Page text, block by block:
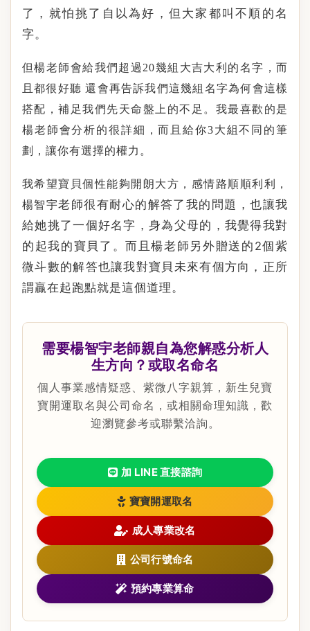
了，就怕挑了自以為好，但大家都叫不順的名
字。
但楊老師會給我們超過 20幾組大吉大利的名字，而
且都很好聽 還會再告訴我們這幾組名字為何會這樣
搭配，補足我們先天命盤上的不足。我最喜歡的是
楊老師會分析的很詳細，而且給你3大組不同的筆
劃，讓你有選擇的權力。
我希望寶貝個性能夠開朗大方，感情路順順利利，
楊智宇老師很有耐心的解答了我的問題，也讓我
給她挑了一個好名字，身為父母的，我覺得我對
的起我的寶貝了。而且楊老師另外贈送的 2個紫
微斗數的解答也讓我對寶貝未來有個方向，正所
謂贏在起跑點就是這個道理。
需要楊智宇老師親自為您解惑分析人
生方向？或取名命名
個人事業感情疑惑、紫微八字親算，新生兒寶
寶開運取名與公司命名，或相關命理知識，歡
迎瀏覽參考或聯繫洽詢。
加 LINE 直接諮詢
寶寶開運取名
成人專業改名
公司行號命名
預約專業算命